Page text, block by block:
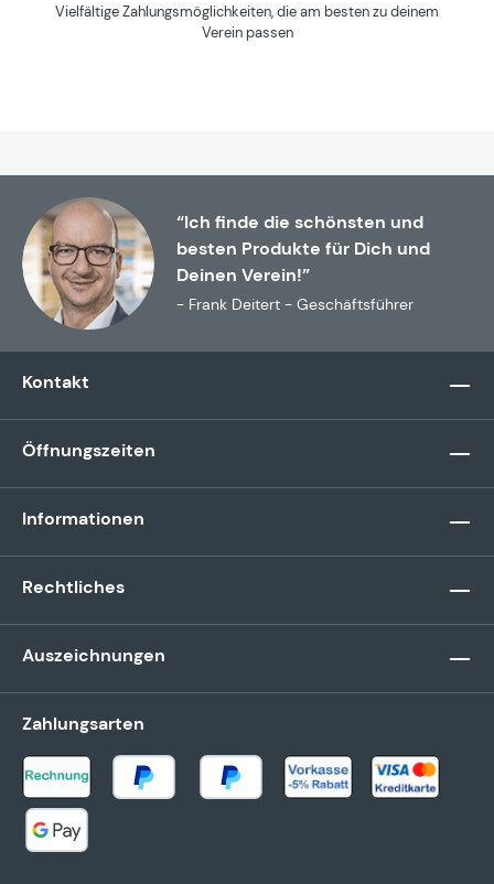
Vielfältige Zahlungsmöglichkeiten, die am besten zu deinem
Verein passen
“Ich finde die schönsten und
besten Produkte für Dich und
Deinen Verein!”
- Frank Deitert - Geschäftsführer
Kontakt
Öffnungszeiten
Informationen
Rechtliches
Auszeichnungen
Zahlungsarten